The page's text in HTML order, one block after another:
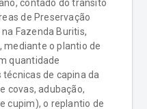
contado do trânsito
de Preservação
Fazenda Buritis,
mediante o plantio de
quantidade
de capina da
covas, adubação,
cupim), o replantio de